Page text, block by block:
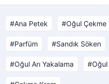
Ana Petek Oğul Çekme
Parfüm Sandık Söken
Oğul Arı Yakalama Oğul